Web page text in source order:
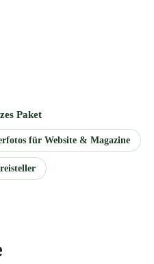
Paket
für Website & Magazine